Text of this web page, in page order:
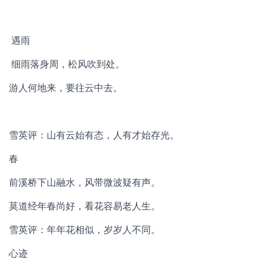
遇雨
细雨落身周，松风吹到处。
游人何地来，要往云中去。
雪英评：山有云始有态，人有才始存光。
春
前溪桥下山融水，风带微波疑有声。
莫道经年春尚好，看花容易老人生。
雪英评：年年花相似，岁岁人不同。
心迹